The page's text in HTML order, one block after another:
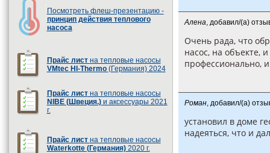
Посмотреть флеш-презентацию -
принцип действия теплового
насоса
Прайс лист на тепловые насосы
VMtec HI-Thermo (Германия) 2024
Прайс листна тепловые насосы
NIBE (Швеция.)и аксессуары 2021
г.
Прайс лист на тепловые насосы
Waterkotte (Германия)2020 г.
Алена, добавил/(а)
Очень рада, что
насос, на объекте,
профессионально,
Роман, добавил/(а)
установил в доме
надеяться, что и